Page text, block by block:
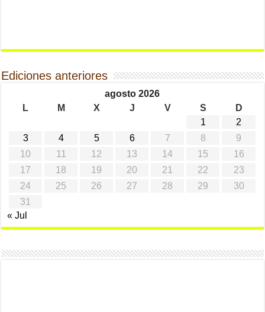
Ediciones anteriores
agosto 2026
L
M X J V S
D
1
2
3
4 5 6 7 8
9
10
11 12 13 14 15
16
17
18 19 20 21 22
23
24
25 26 27 28 29
30
31
« Jul